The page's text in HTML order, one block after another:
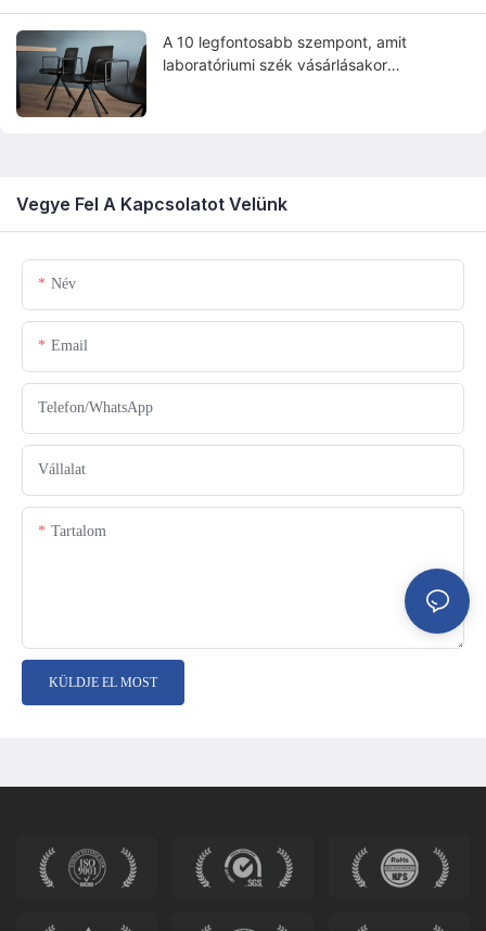
A 10 legfontosabb szempont, amit
laboratóriumi szék vásárlásakor
Vegye Fel A Kapcsolatot Velünk
Név
Email
Telefon/WhatsApp
Vállalat
Tartalom
KÜLDJE EL MOST